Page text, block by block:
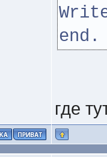
end.
где